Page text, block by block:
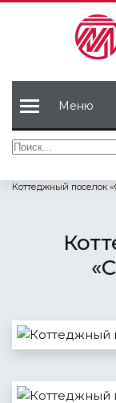
Меню
Коттеджный поселок